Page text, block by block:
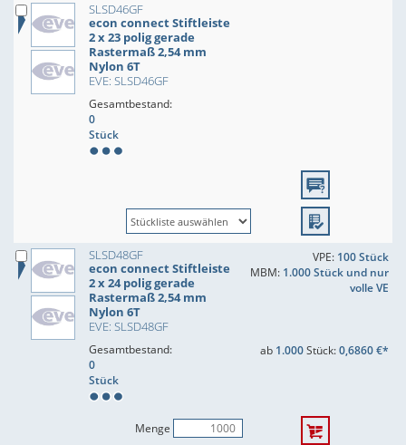
SLSD46GF
econ connect Stiftleiste
2 x 23 polig gerade
Rastermaß 2,54 mm
Nylon 6T
EVE: SLSD46GF
Gesamtbestand:
0
Stück
SLSD48GF
econ connect Stiftleiste
2 x 24 polig gerade
Rastermaß 2,54 mm
Nylon 6T
EVE: SLSD48GF
VPE: 100 Stück
MBM: 1.000 Stück und nur
volle VE
Gesamtbestand:
0
Stück
ab 1.000Stück:0,6860 €*
Menge